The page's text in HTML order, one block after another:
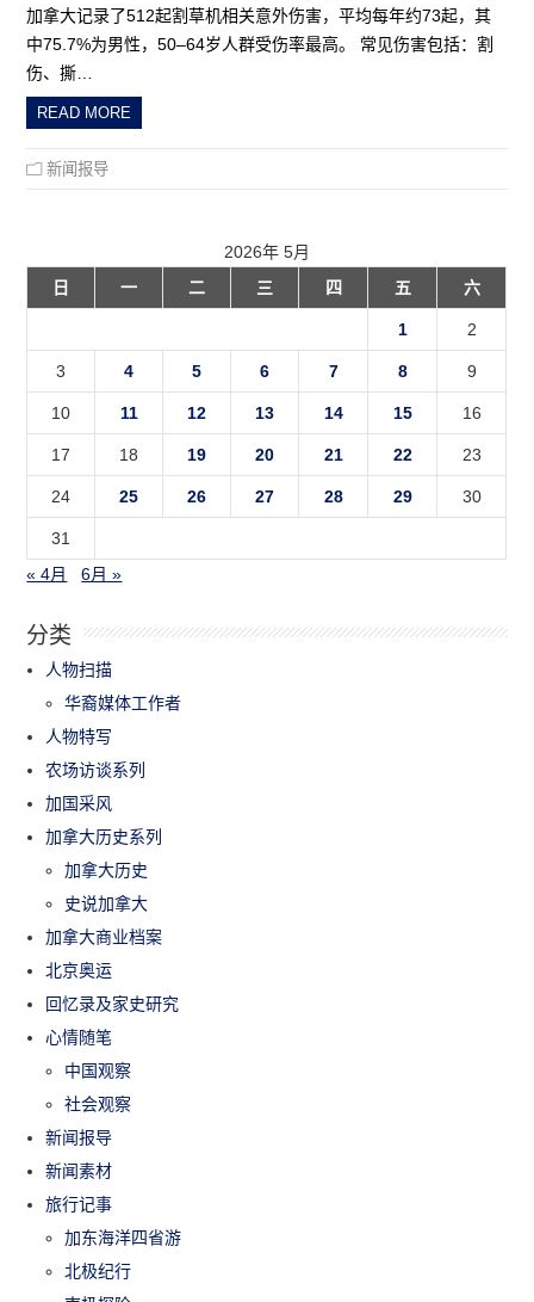
加拿大记录了512起割草机相关意外伤害，平均每年约73起，其
中75.7%为男性，50–64岁人群受伤率最高。 常见伤害包括：割
伤、撕…
READ MORE
新闻报导
2026年 5月
日
一 二 三 四 五 六
1 2
3 4 5 6 7 8 9
10 11 12 13 14 15 16
17 18 19 20 21 22 23
24 25 26 27 28 29 30
31
« 4月
6月 »
分类
人物扫描
华裔媒体工作者
人物特写
农场访谈系列
加国采风
加拿大历史系列
加拿大历史
史说加拿大
加拿大商业档案
北京奥运
回忆录及家史研究
心情随笔
中国观察
社会观察
新闻报导
新闻素材
旅行记事
加东海洋四省游
北极纪行